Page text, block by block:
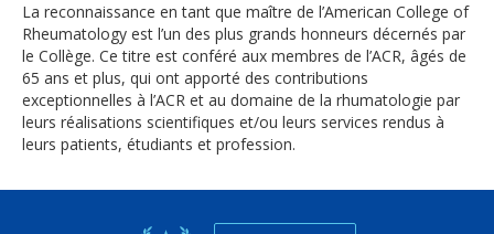
La reconnaissance en tant que maître de l’American College of
Rheumatology est l’un des plus grands honneurs décernés par
le Collège. Ce titre est conféré aux membres de l’ACR, âgés de
65 ans et plus, qui ont apporté des contributions
exceptionnelles à l’ACR et au domaine de la rhumatologie par
leurs réalisations scientifiques et/ou leurs services rendus à
leurs patients, étudiants et profession.